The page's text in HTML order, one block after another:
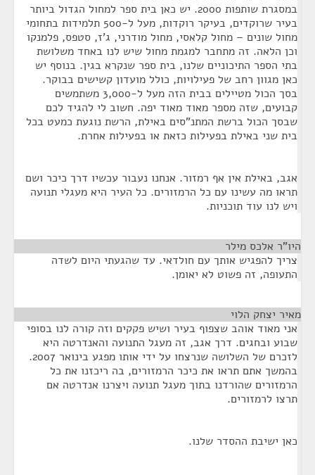
במסגרת שותפות 2000. יש כאן בית ספר למחול הגדול ביותר
בעיר שרוקדים, בעיקר רוקדות, מעל ל-500 תלמידות בתחומי
מחול שונים – מחול קלאסי, מחול מודרני, ג'ז, סטפס, פלמנקו
וכן הלאה. זה מתחבר למגמת מחול שיש לנו באחד משלושת
בתי הספר התיכוניים שלנו, בית ספר שנקרא בגין. בנוסף יש
כאן מגוון רחב של פעילויות, כולל מועדון קשישים בבוקר.
בסך הכול מטיילים בבית הזה מעל ל-3,000 משתמשים
קבועים, שזה מספר מאוד מאוד יפה. חשוב לי להגיד לכם
שבסך הכול ברשת המתנ"סים באילת, הרשת נוגעת כמעט בכל
בית שני באילת בפעילות כזאת או בפעילות אחרת.
אגב, באילת אין אף רמזור. אנחנו נעבור עכשיו דרך כיכר ושם
תראו מה עשינו עם כל הרמזורים. כל העיר היא מעגלי תנועה
ויש לנו עוד תוכניות.
היו"ר אלכס מילר
צריך להפגיש אותך עם חולדאי. עד שהגעתי היום לשדה
התעופה, זה פשוט לא יאומן.
מאיר יצחק הלוי
אני מאוד אוהב שצפוף בעיר ושיש פקקים וזה קורה לנו בסופי
שבוע ובחגים. דרך אגב, זה מעגל התנועה והאנדרטה היא
לזכרם של השלושה שנרצחו על ידי אותו מפגע בינואר 2007.
בהמשך אתם תראו את כיכר הרמזורים, בה ריכזנו את כל
הרמזורים שהורדנו בתוך מעגל תנועה ויצרנו אנדרטה אם
תרצו לרמזורים.
כאן ישיבת ההסדר שלנו.